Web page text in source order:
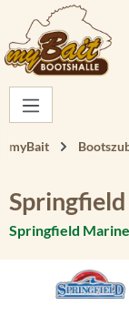
Zum Hauptinhalt
myBait
Springfield Marine
Bildergalerie